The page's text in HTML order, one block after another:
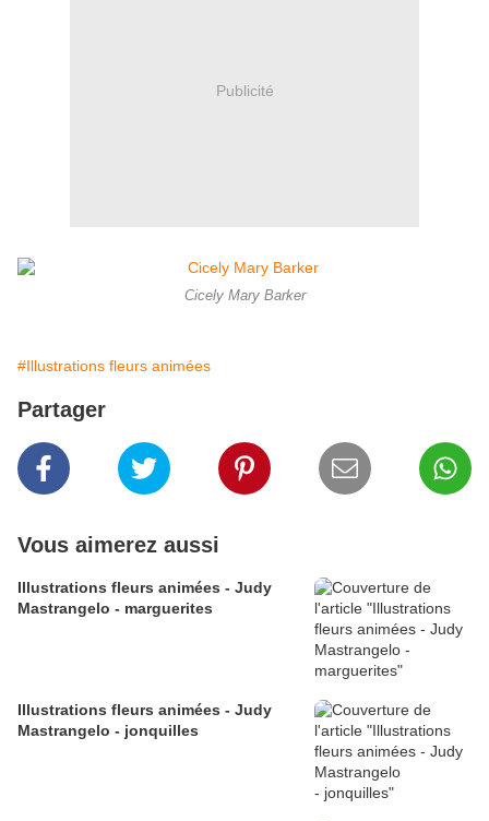
Publicité
Cicely Mary Barker
#Illustrations fleurs animées
Partager
Vous aimerez aussi
Illustrations fleurs animées - Judy
Mastrangelo - marguerites
Illustrations fleurs animées - Judy
Mastrangelo - jonquilles